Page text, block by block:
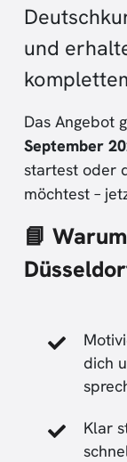
und
Das Angebot
September
startest oder
möchtest –
📘
dich
Klar